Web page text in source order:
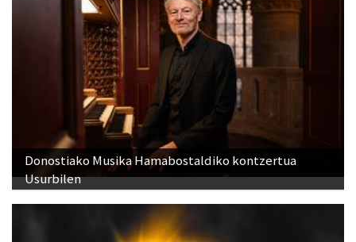
Donostiako Musika Hamabostaldiko kontzertua
Usurbilen